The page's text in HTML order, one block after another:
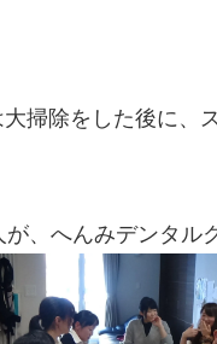
掃除をした後に、
、へんみデンタル